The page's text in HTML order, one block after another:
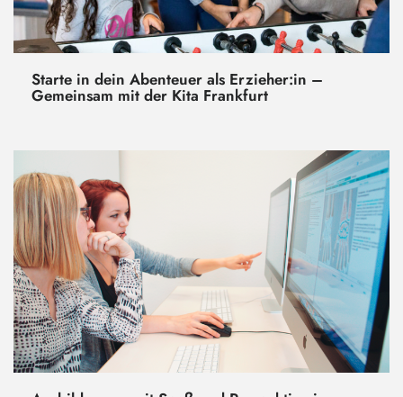
Starte in dein Abenteuer als Erzieher:in –
Gemeinsam mit der Kita Frankfurt